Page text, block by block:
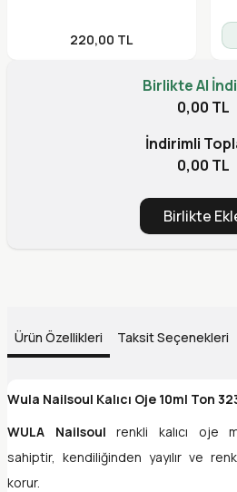
220,00 TL
Birlikte Al
0,00 TL
İndirimli
0,00 TL
Birlikte
Ürün Özellikleri Taksit Seçenekleri
Wula Nailsoul Kalıcı Oje 10ml Ton
WULA Nailsoul renkli kalıcı oje
sahiptir, kendiliğinden yayılır ve
korur.